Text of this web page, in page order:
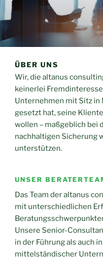
ÜBER UNS
Wir, die altanus
keinerlei
Unternehmen mit Sitz in
gesetzt hat, seine
wollen – maßgeblich bei
nachhaltigen Sicherung
unterstützen.
UNSER
Das Team der altanus
mit unterschiedlichen
Unsere Senior-
in der Führung als auch
mittelständischer